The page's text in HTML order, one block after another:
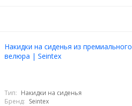
Накидки на сиденья из премиального
велюра | Seintex
Тип: Накидки на сиденья
Бренд: Seintex